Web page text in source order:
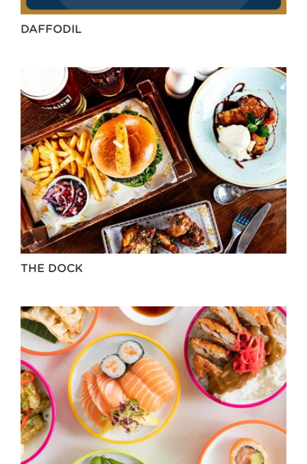
DAFFODIL
THE DOCK